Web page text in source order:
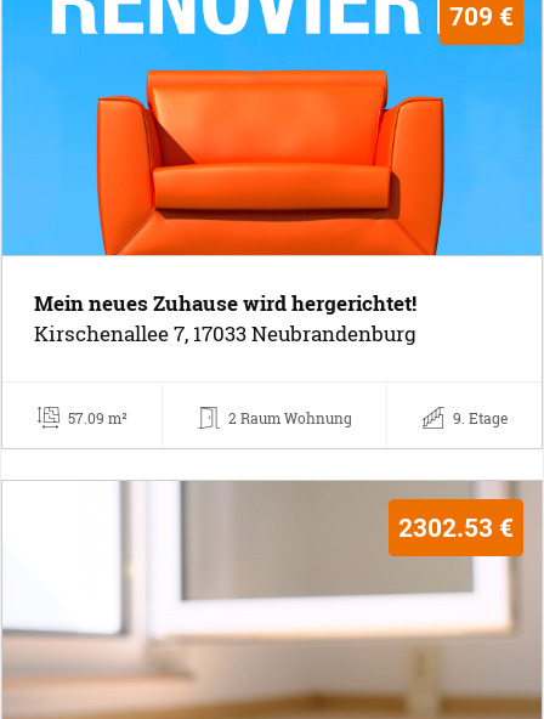
709 €
Mein neues Zuhause wird hergerichtet!
Kirschenallee 7, 17033 Neubrandenburg
57.09 m² 2 Raum Wohnung 9. Etage
2302.53 €